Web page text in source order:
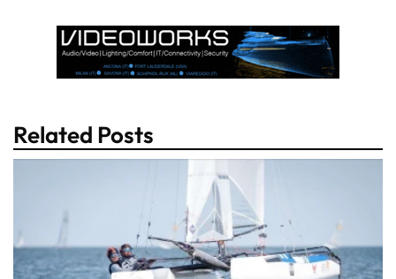
Related Posts